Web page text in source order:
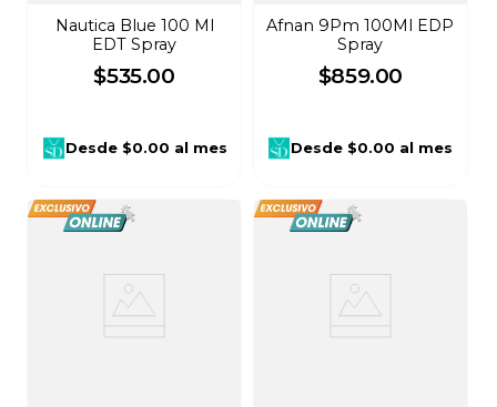
Nautica Blue 100 Ml
EDT Spray
$535.00
Desde$0.00 al mes
Afnan 9Pm 100Ml EDP
Spray
$859.00
Desde $0.00 al mes